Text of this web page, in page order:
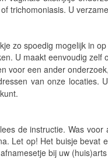
trichomoniasis. U
zo spoedig mogelijk in
U maakt eenvoudig
voor een ander
van onze locaties.
de instructie. Was
Let op! Het buisje
bij uw